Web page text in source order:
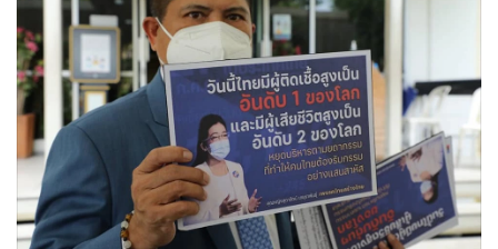
•
MGR Live
• Infographic
• การเมือง
•
ท่องเที่ยว
• กีฬา
• ต่างประเทศ
• Special Scoop